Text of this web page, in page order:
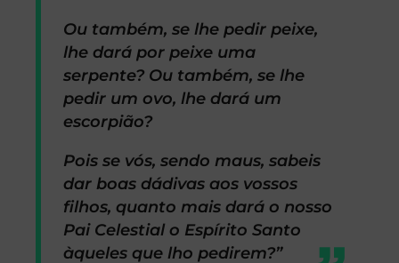
Ou também, se lhe pedir peixe,
lhe dará por peixe uma
serpente? Ou também, se lhe
pedir um ovo, lhe dará um
escorpião?
Pois se vós, sendo maus, sabeis
dar boas dádivas aos vossos
filhos, quanto mais dará o nosso
Pai Celestial o Espírito Santo
àqueles que lho pedirem?”